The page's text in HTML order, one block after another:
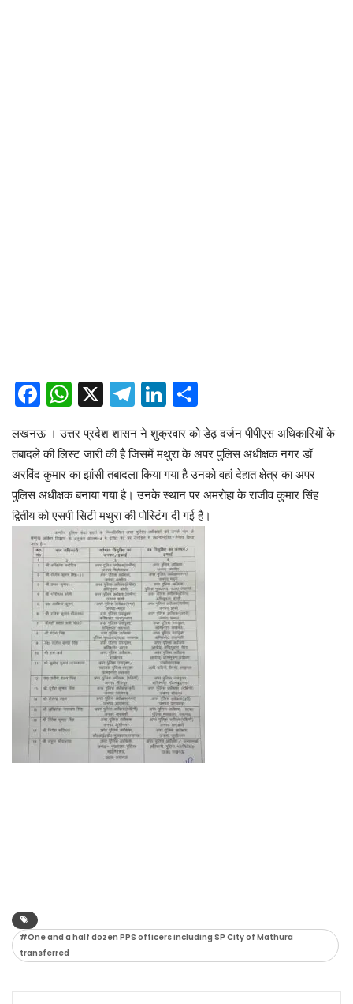
Facebook
WhatsApp
X Telegram
LinkedIn
लखनऊ । उत्तर प्रदेश शासन ने शुक्रवार को डेढ़ दर्जन पीपीएस अधिकारियों के
तबादले की लिस्ट जारी की है जिसमें मथुरा के अपर पुलिस अधीक्षक नगर डॉ
अरविंद कुमार का झांसी तबादला किया गया है उनको वहां देहात क्षेत्र का अपर
पुलिस अधीक्षक बनाया गया है। उनके स्थान पर अमरोहा के राजीव कुमार सिंह
द्वितीय को एसपी सिटी मथुरा की पोस्टिंग दी गई है।
#One and a half dozen PPS officers including SP City of Mathura
transferred